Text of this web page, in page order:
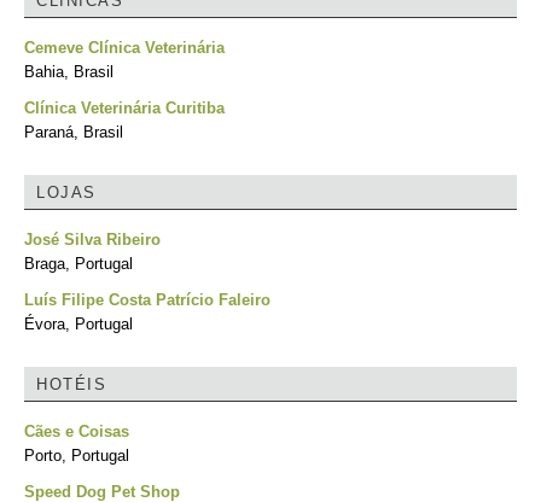
Cemeve Clínica Veterinária
Bahia, Brasil
Clínica Veterinária Curitiba
Paraná, Brasil
LOJAS
José Silva Ribeiro
Braga, Portugal
Luís Filipe Costa Patrício Faleiro
Évora, Portugal
HOTÉIS
Cães e Coisas
Porto, Portugal
Speed Dog Pet Shop